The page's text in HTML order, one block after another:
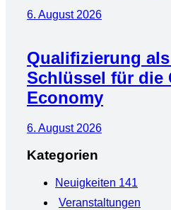
6. August 2026
Qualifizierung
Schlüssel für die
Economy
6. August 2026
Kategorien
Neuigkeiten 141
Veranstaltungen